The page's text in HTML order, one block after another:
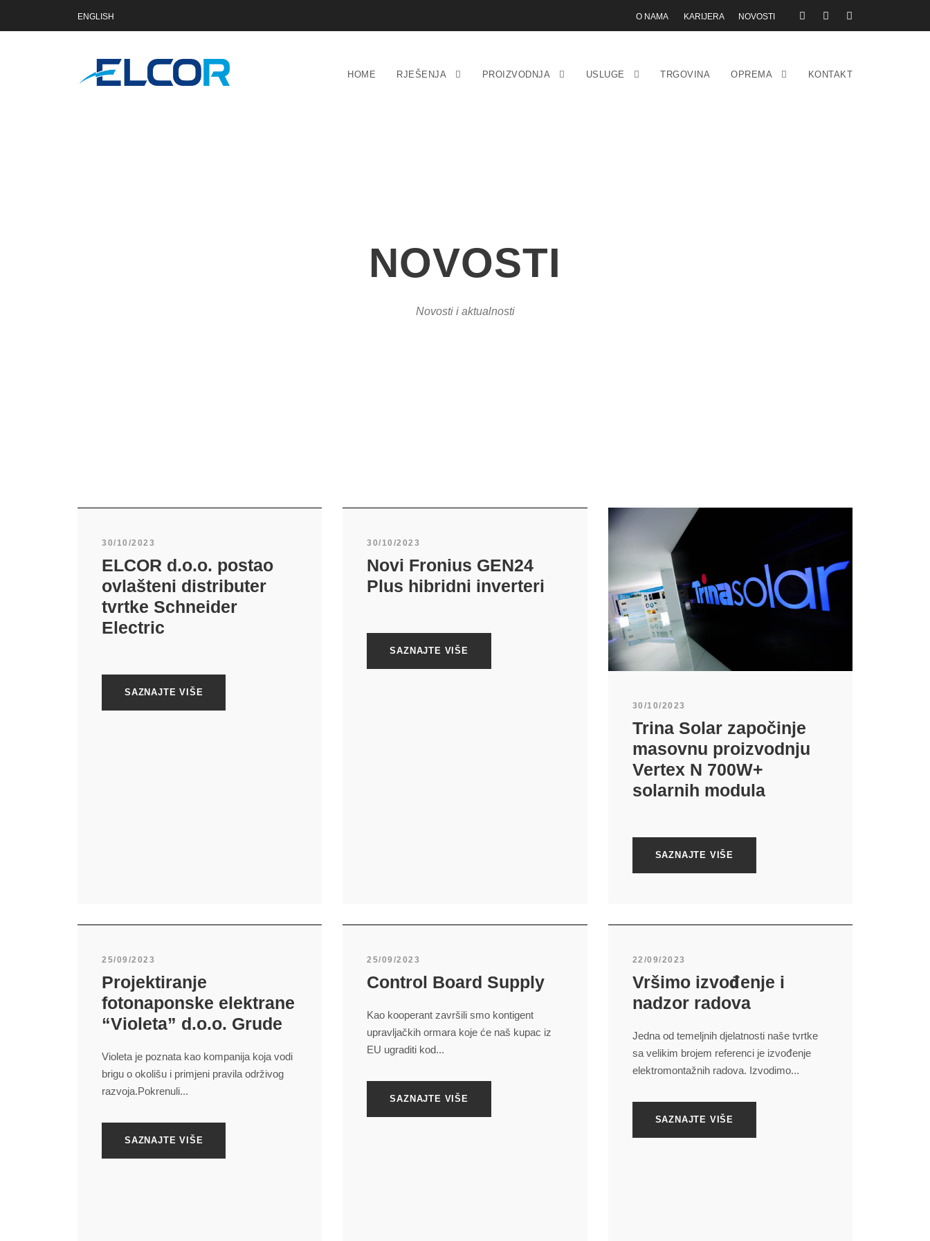
ENGLISH O NAMA KARIJERA NOVOSTI
HOME RJEŠENJA PROIZVODNJA USLUGE TRGOVINA OPREMA KONTAKT
NOVOSTI
Novosti i aktualnosti
30/10/2023
ELCOR d.o.o. postao
ovlašteni distributer
tvrtke Schneider
Electric
SAZNAJTE VIŠE
30/10/2023
Novi Fronius GEN24
Plus hibridni inverteri
SAZNAJTE VIŠE
30/10/2023
Trina Solar započinje
masovnu proizvodnju
Vertex N 700W+
solarnih modula
SAZNAJTE VIŠE
25/09/2023
Projektiranje
fotonaponske elektrane
“Violeta” d.o.o. Grude
Violeta je poznata kao kompanija koja vodi
brigu o okolišu i primjeni pravila održivog
razvoja.Pokrenuli...
SAZNAJTE VIŠE
25/09/2023
Control Board Supply
Kao kooperant završili smo kontigent
upravljačkih ormara koje će naš kupac iz
EU ugraditi kod...
SAZNAJTE VIŠE
22/09/2023
Vršimo izvođenje i
nadzor radova
Jedna od temeljnih djelatnosti naše tvrtke
sa velikim brojem referenci je izvođenje
elektromontažnih radova. Izvodimo...
SAZNAJTE VIŠE